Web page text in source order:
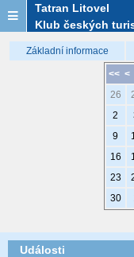
Tatran Litovel
Klub českých
Základní informace
<< <
26
2
9
16
23
30
Události